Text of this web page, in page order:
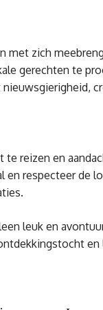
met zich
gerechten te
reizen en
respecteer de
leuk en